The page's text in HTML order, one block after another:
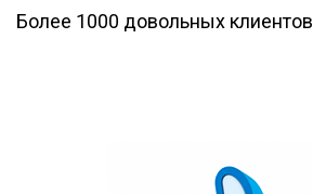
Более 1000 довольных клиентов